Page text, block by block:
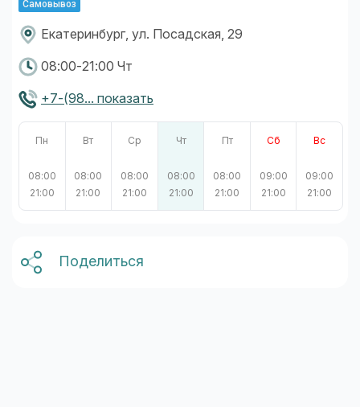
Самовывоз
Екатеринбург, ул. Посадская, 29
08:00-21:00 Чт
+7-(98... показать
Пн
08:00
21:00
Вт
08:00
21:00
Ср
08:00
21:00
Чт
08:00
21:00
Пт
08:00
21:00
Сб
09:00
21:00
Вс
09:00
21:00
Поделиться